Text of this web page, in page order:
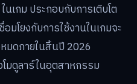
เกม ประกอบกับการเติบโต
มโยงกับการใช้งานในเกมจะ
มดภายในสิ้นปี 2026
มดูลาร์ในอุตสาหกรรม